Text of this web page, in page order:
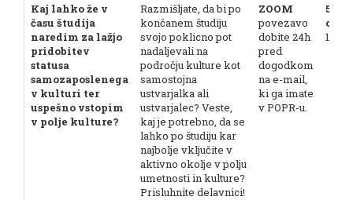
Kaj lahko že v
času študija
naredim za lažjo
pridobitev
statusa
samozaposlenega
v kulturi ter
uspešno vstopim
v polje kulture?
Razmišljate, da bi po
končanem študiju
svojo poklicno pot
nadaljevali na
področju kulture kot
samostojna
ustvarjalka ali
ustvarjalec? Veste,
kaj je potrebno, da se
lahko po študiju kar
najbolje vključite v
aktivno okolje v polju
umetnosti in kulture?
Prisluhnite delavnici!
ZOOM
povezavo
dobite 24h
pred
dogodkom
na e-mail,
ki ga imate
v POPR-u.
5. 7.
ob
16.00